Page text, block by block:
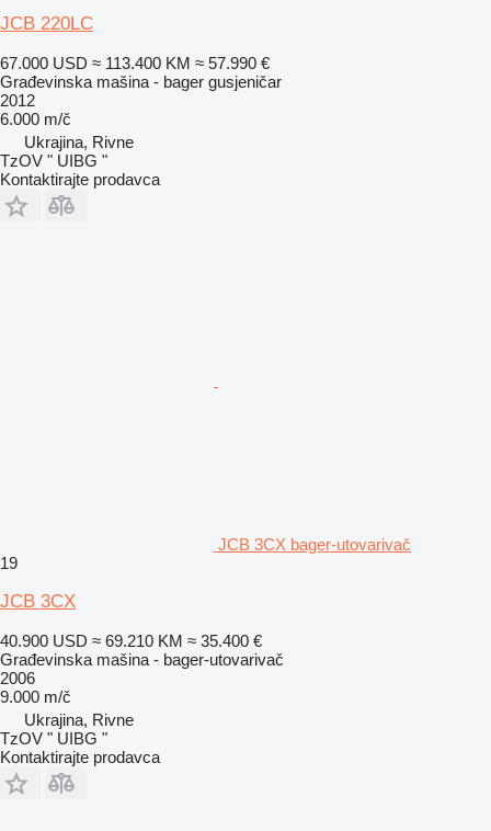
JCB 220LC
67.000 USD ≈ 113.400 KM ≈ 57.990 €
Građevinska mašina - bager gusjeničar
2012
6.000 m/č
Ukrajina, Rivne
TzOV " UIBG "
Kontaktirajte prodavca
JCB 3CX bager-utovarivač
19
JCB 3CX
40.900 USD ≈ 69.210 KM ≈ 35.400 €
Građevinska mašina - bager-utovarivač
2006
9.000 m/č
Ukrajina, Rivne
TzOV " UIBG "
Kontaktirajte prodavca